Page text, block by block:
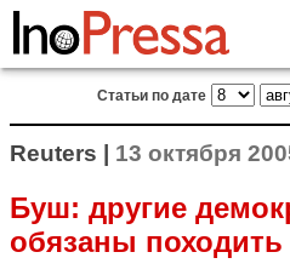
Статьи по дате
Reuters | 13 октября
Буш: другие
обязаны